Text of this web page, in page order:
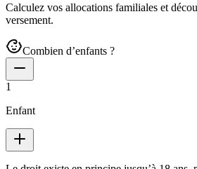
Calculez vos allocations familiales et
versement.
Combien d’enfants ?
1
Enfant